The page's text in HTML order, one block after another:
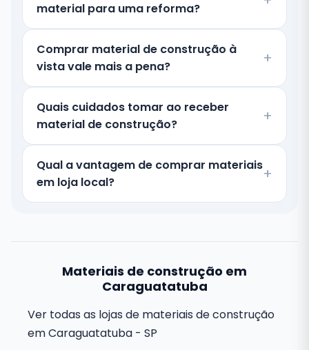
material para uma reforma?
Comprar material de construção à
vista vale mais a pena?
Quais cuidados tomar ao receber
material de construção?
Qual a vantagem de comprar materiais
em loja local?
Materiais de construção em
Caraguatatuba
Ver todas as lojas de materiais de construção
em Caraguatatuba - SP